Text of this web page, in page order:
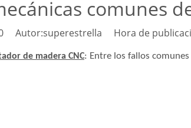
comunes
Autor:superestrella Hora de
de madera CNC: Entre los fallos